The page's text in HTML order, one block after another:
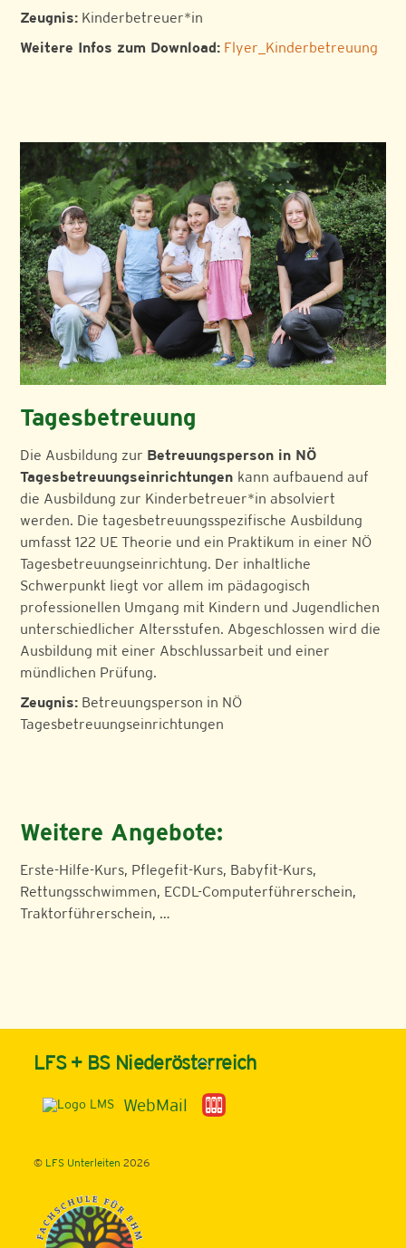
Zeugnis: Kinderbetreuer*in
Weitere Infos zum Download: Flyer_Kinderbetreuung
Tagesbetreuung
Die Ausbildung zur Betreuungsperson in NÖ
Tagesbetreuungseinrichtungen kann aufbauend auf
die Ausbildung zur Kinderbetreuer*in absolviert
werden. Die tagesbetreuungsspezifische Ausbildung
umfasst 122 UE Theorie und ein Praktikum in einer NÖ
Tagesbetreuungseinrichtung. Der inhaltliche
Schwerpunkt liegt vor allem im pädagogisch
professionellen Umgang mit Kindern und Jugendlichen
unterschiedlicher Altersstufen. Abgeschlossen wird die
Ausbildung mit einer Abschlussarbeit und einer
mündlichen Prüfung.
Zeugnis: Betreuungsperson in NÖ
Tagesbetreuungseinrichtungen
Weitere Angebote:
Erste-Hilfe-Kurs, Pflegefit-Kurs, Babyfit-Kurs,
Rettungsschwimmen, ECDL-Computerführerschein,
Traktorführerschein, …
Back
Top
LFS + BS Niederösterreich
WebMail
© LFS Unterleiten 2026